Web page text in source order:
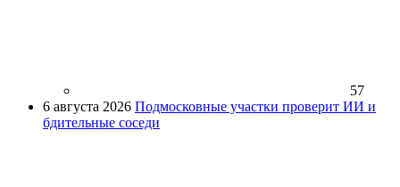
57
6 августа 2026 Подмосковные участки проверит ИИ и
бдительные соседи